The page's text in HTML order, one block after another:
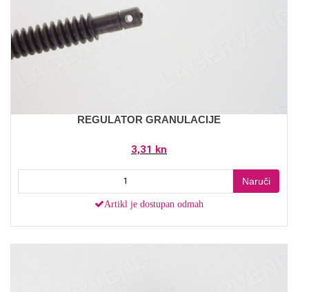
REGULATOR GRANULACIJE
3,31 kn
Naruči
Artikl je dostupan odmah